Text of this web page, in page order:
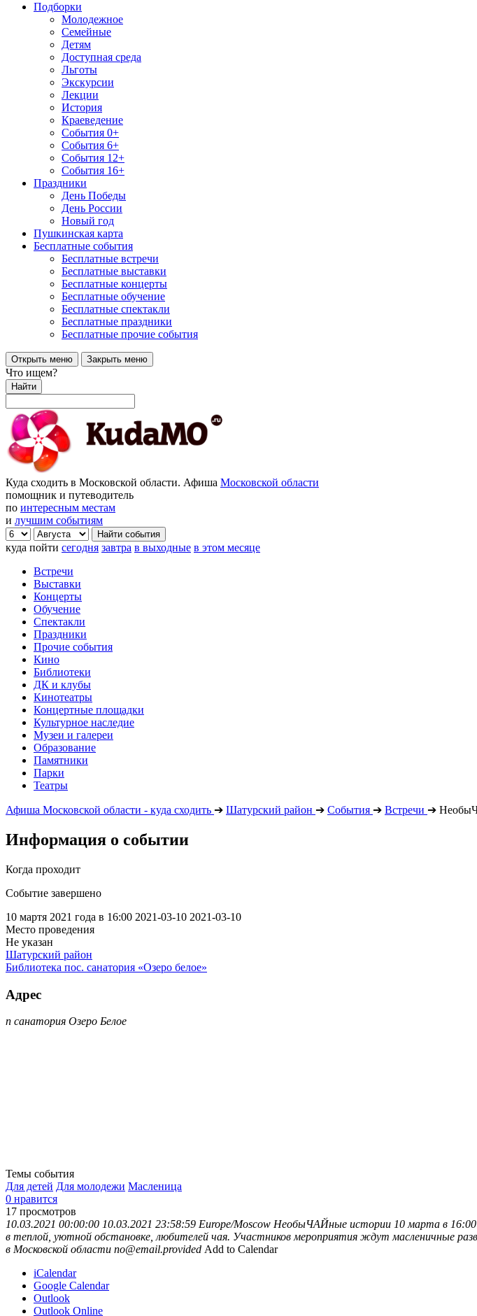
Подборки
Молодежное
Семейные
Детям
Доступная среда
Льготы
Экскурсии
Лекции
История
Краеведение
События 0+
События 6+
События 12+
События 16+
Праздники
День Победы
День России
Новый год
Пушкинская карта
Бесплатные события
Бесплатные встречи
Бесплатные выставки
Бесплатные концерты
Бесплатные обучение
Бесплатные спектакли
Бесплатные праздники
Бесплатные прочие события
Открыть меню Закрыть меню
Что ищем?
Найти
Куда сходить в Московской области. Афиша Московской области
помощник и путеводитель
по интересным местам
и лучшим событиям
куда пойти сегодня завтра в выходные в этом месяце
Встречи
Выставки
Концерты
Обучение
Спектакли
Праздники
Прочие события
Кино
Библиотеки
ДК и клубы
Кинотеатры
Концертные площадки
Культурное наследие
Музеи и галереи
Образование
Памятники
Парки
Театры
Афиша Московской области - куда сходить ➔ Шатурский район ➔ События ➔ Встречи ➔
Информация о событии
Когда проходит
Событие завершено
10 мартя 2021 года в 16:00 2021-03-10 2021-03-10
Место проведения
Не указан
Шатурский район
Библиотека пос. санатория «Озеро белое»
Адрес
п санатория Озеро Белое
Темы события
Для детей Для молодежи Масленица
0 нравится
17 просмотров
10.03.2021 00:00:00 10.03.2021 23:58:59 Europe/Moscow НеобыЧАЙные истории 10 марта в
в теплой, уютной обстановке, любителей чая. Участников мероприятия ждут масленичные
в Московской области no@email.provided Add to Calendar
iCalendar
Google Calendar
Outlook
Outlook Online